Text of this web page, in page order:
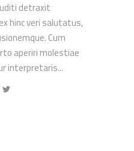
detraxit
hinc veri salutatus,
Cum
aperiri molestiae
interpretaris...